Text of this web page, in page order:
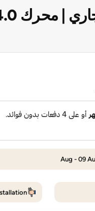
محرك 4.0 حصان